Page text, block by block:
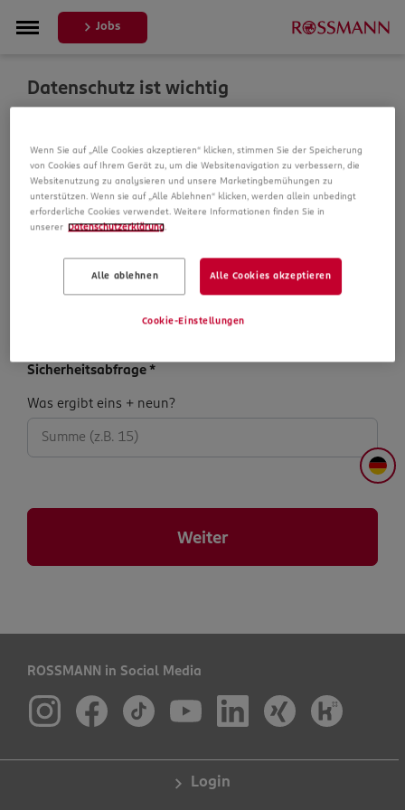
DE
Jobs
Datenschutz ist wichtig
verarbeiten wir Daten von Ihnen. In unseren
Datenschutzbestimmungen informieren wir Sie über die
Datenspeicherung und Ihre Rechte, bevor Sie mit Ihrer
Bewerbung fortfahren.
Datenschutz­hinweise
Datenschutzhinweise
Sicherheits­abfrage *
Sicherheits­
abfrage:
Was ergibt eins + neun?
Weiter
ROSSMANN in Social Media
Login
Wenn Sie auf „Alle Cookies akzeptieren“ klicken, stimmen Sie der Speicherung
von Cookies auf Ihrem Gerät zu, um die Websitenavigation zu verbessern, die
Websitenutzung zu analysieren und unsere Marketingbemühungen zu
unterstützen. Wenn sie auf „Alle Ablehnen“ klicken, werden allein unbedingt
erforderliche Cookies verwendet. Weitere Informationen finden Sie in
unserer Datenschutzerklärung
Alle ablehnen Alle Cookies akzeptieren
Cookie-Einstellungen